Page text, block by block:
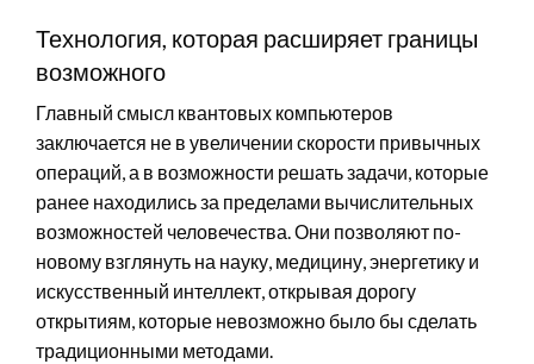
Технология, которая расширяет границы
возможного
Главный смысл квантовых компьютеров
заключается не в увеличении скорости привычных
операций, а в возможности решать задачи, которые
ранее находились за пределами вычислительных
возможностей человечества. Они позволяют по-
новому взглянуть на науку, медицину, энергетику и
искусственный интеллект, открывая дорогу
открытиям, которые невозможно было бы сделать
традиционными методами.